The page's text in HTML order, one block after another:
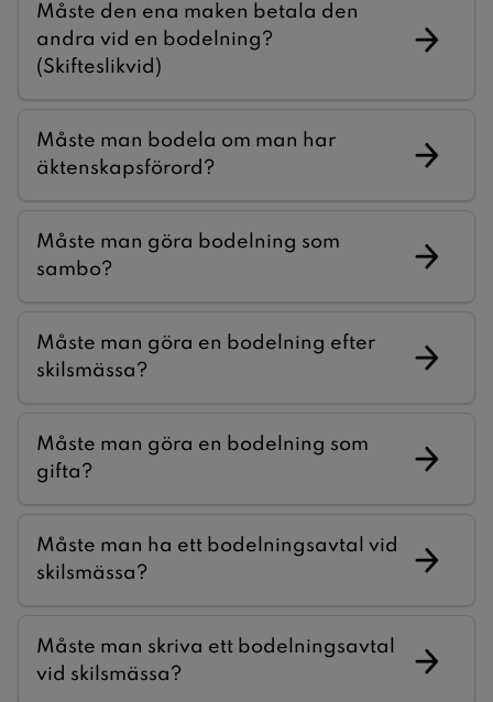
Måste den ena maken betala den
andra vid en bodelning?
(Skifteslikvid)
Måste man bodela om man har
äktenskapsförord?
Måste man göra bodelning som
sambo?
Måste man göra en bodelning efter
skilsmässa?
Måste man göra en bodelning som
gifta?
Måste man ha ett bodelningsavtal vid
skilsmässa?
Måste man skriva ett bodelningsavtal
vid skilsmässa?